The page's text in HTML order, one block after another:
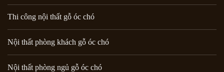
Thi công nội thất gỗ óc chó
Nội thất phòng khách gỗ óc chó
Nội thất phòng ngủ gỗ óc chó